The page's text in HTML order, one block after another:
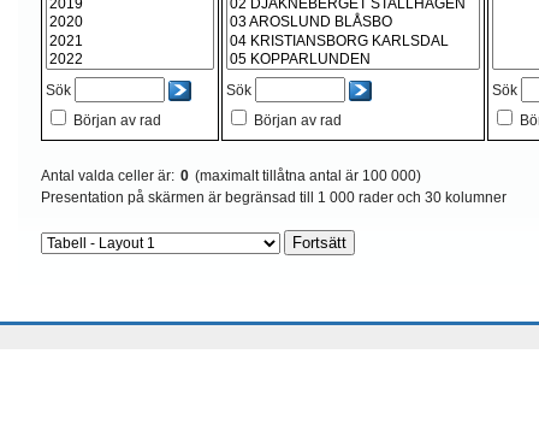
Sök
Början av rad
Sök
Början av rad
Sök
Antal valda celler är: 0 (maximalt tillåtna antal är 100 000)
Presentation på skärmen är begränsad till 1 000 rader och 30 kolumner